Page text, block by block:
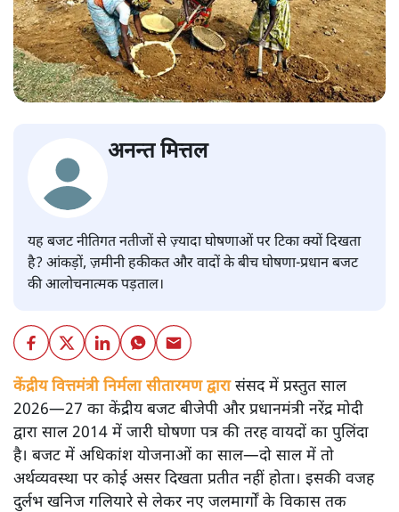
अनन्त मित्तल
यह बजट नीतिगत नतीजों से ज़्यादा घोषणाओं पर टिका क्यों दिखता
है? आंकड़ों, ज़मीनी हकीकत और वादों के बीच घोषणा-प्रधान बजट
की आलोचनात्मक पड़ताल।
केंद्रीय वित्तमंत्री निर्मला सीतारमण द्वारासंसद में प्रस्तुत साल
2026—27 का केंद्रीय बजट बीजेपी और प्रधानमंत्री नरेंद्र मोदी
द्वारा साल 2014 में जारी घोषणा पत्र की तरह वायदों का पुलिंदा
है। बजट में अधिकांश योजनाओं का साल—दो साल में तो
अर्थव्यवस्था पर कोई असर दिखता प्रतीत नहीं होता। इसकी वजह
दुर्लभ खनिज गलियारे से लेकर नए जलमार्गों के विकास तक